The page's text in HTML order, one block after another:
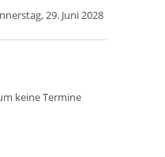
29. Juni 2028
keine Termine